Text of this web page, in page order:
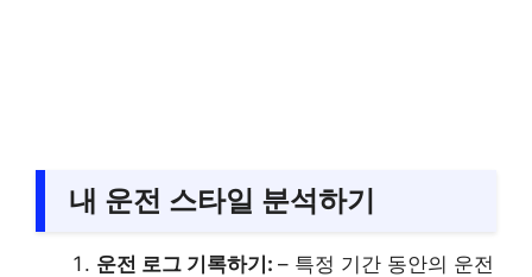
내 운전 스타일 분석하기
운전 로그 기록하기: – 특정 기간 동안의 운전